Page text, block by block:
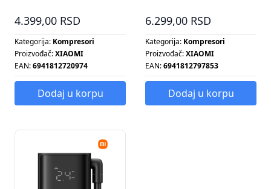
4.399,00 RSD
Kategorija: Kompresori
Proizvođač:XIAOMI
EAN:6941812720974
Dodaj u korpu
6.299,00 RSD
Kategorija: Kompresori
Proizvođač:XIAOMI
EAN:6941812797853
Dodaj u korpu